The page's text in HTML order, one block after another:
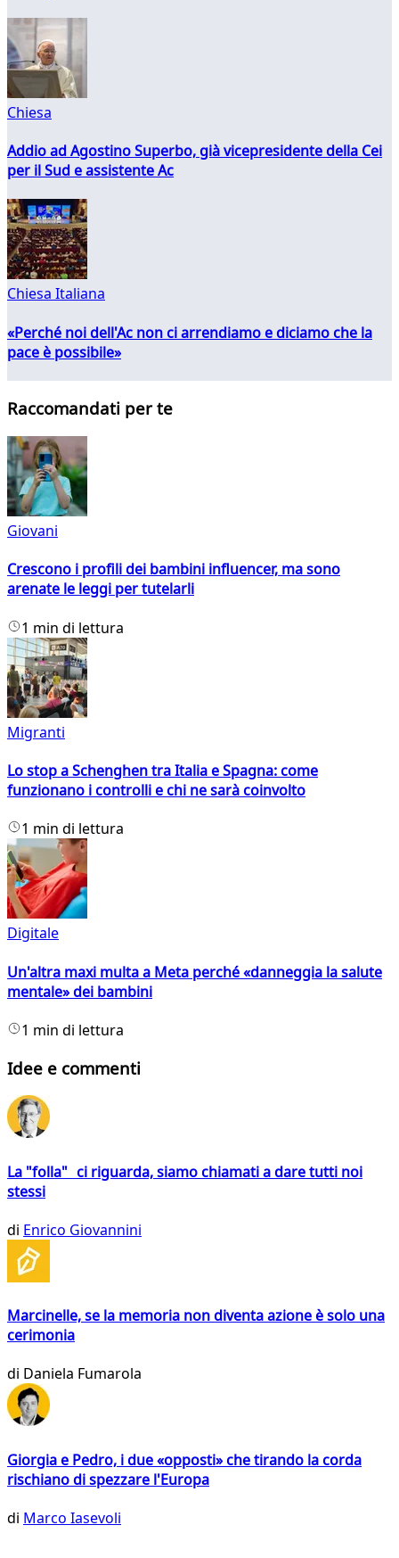
Chiesa
Addio ad Agostino Superbo, già vicepresidente della Cei
per il Sud e assistente Ac
Chiesa Italiana
«Perché noi dell'Ac non ci arrendiamo e diciamo che la
pace è possibile»
Raccomandati per te
Giovani
Crescono i profili dei bambini influencer, ma sono
arenate le leggi per tutelarli
1 min di lettura
Migranti
Lo stop a Schenghen tra Italia e Spagna: come
funzionano i controlli e chi ne sarà coinvolto
1 min di lettura
Digitale
Un'altra maxi multa a Meta perché «danneggia la salute
mentale» dei bambini
1 min di lettura
Idee e commenti
La "folla" ci riguarda, siamo chiamati a dare tutti noi
stessi
di Enrico Giovannini
Marcinelle, se la memoria non diventa azione è solo una
cerimonia
di Daniela Fumarola
Giorgia e Pedro, i due «opposti» che tirando la corda
rischiano di spezzare l'Europa
di Marco Iasevoli